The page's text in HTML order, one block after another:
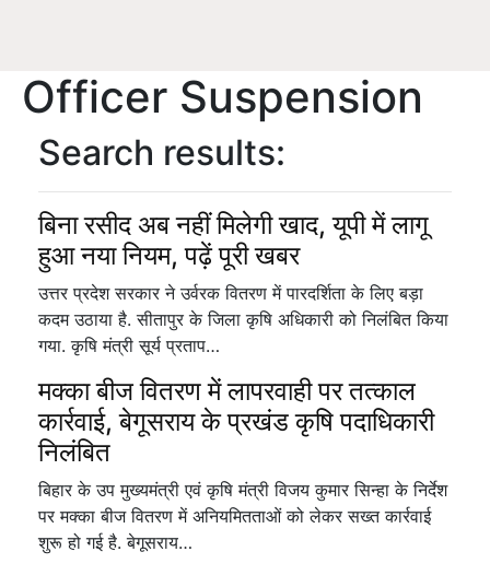
Officer Suspension
Search results:
बिना रसीद अब नहीं मिलेगी खाद, यूपी में लागू
हुआ नया नियम, पढ़ें पूरी खबर
उत्तर प्रदेश सरकार ने उर्वरक वितरण में पारदर्शिता के लिए बड़ा
कदम उठाया है. सीतापुर के जिला कृषि अधिकारी को निलंबित किया
गया. कृषि मंत्री सूर्य प्रताप…
मक्का बीज वितरण में लापरवाही पर तत्काल
कार्रवाई, बेगूसराय के प्रखंड कृषि पदाधिकारी
निलंबित
बिहार के उप मुख्यमंत्री एवं कृषि मंत्री विजय कुमार सिन्हा के निर्देश
पर मक्का बीज वितरण में अनियमितताओं को लेकर सख्त कार्रवाई
शुरू हो गई है. बेगूसराय…